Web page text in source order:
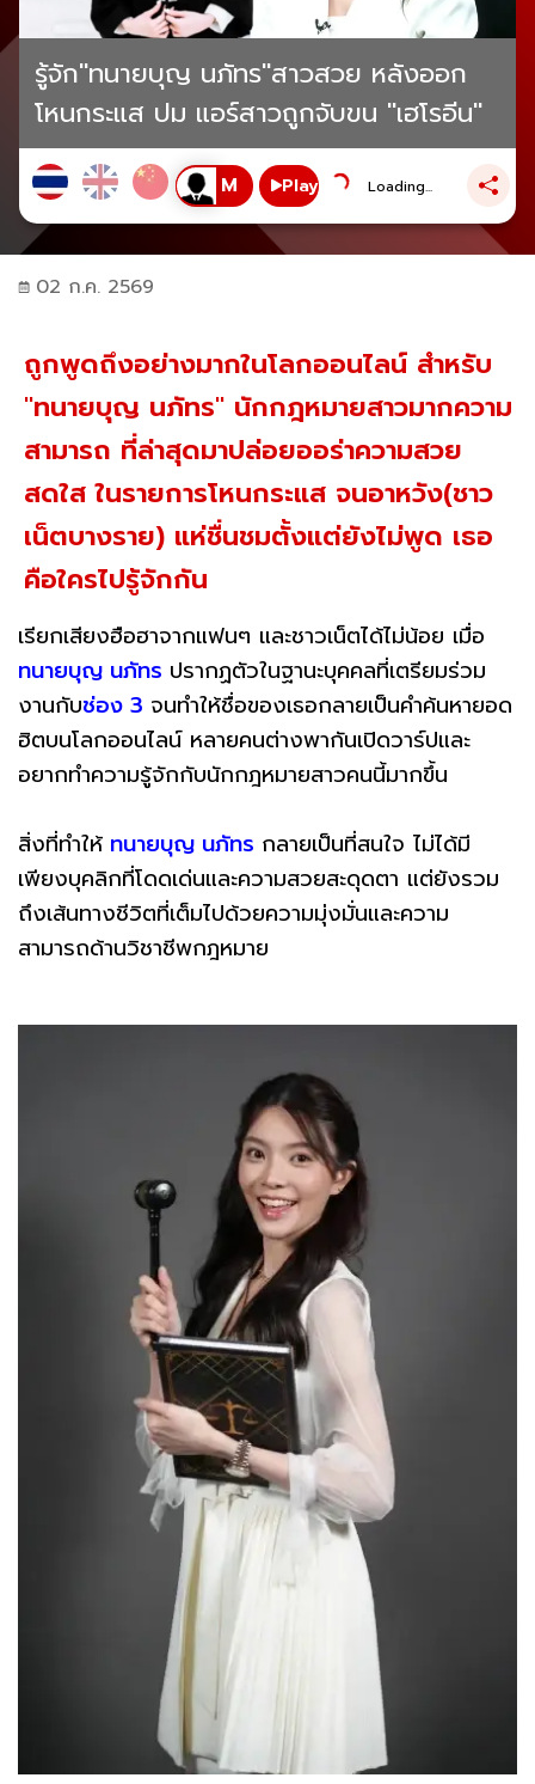
รู้จัก"ทนายบุญ นภัทร"สาวสวย หลังออก
โหนกระแส ปม แอร์สาวถูกจับขน "เฮโรอีน"
Play Loading...
02 ก.ค. 2569
ถูกพูดถึงอย่างมากในโลกออนไลน์ สำหรับ
"ทนายบุญ นภัทร" นักกฎหมายสาวมากความ
สามารถ ที่ล่าสุดมาปล่อยออร่าความสวย
สดใส ในรายการโหนกระแส จนอาหวัง(ชาว
เน็ตบางราย) แห่ชื่นชมตั้งแต่ยังไม่พูด เธอ
คือใครไปรู้จักกัน
เรียกเสียงฮือฮาจากแฟนๆ และชาวเน็ตได้ไม่น้อย เมื่อ
ทนายบุญ นภัทร ปรากฏตัวในฐานะบุคคลที่เตรียมร่วม
งานกับช่อง 3 จนทำให้ชื่อของเธอกลายเป็นคำค้นหายอด
ฮิตบนโลกออนไลน์ หลายคนต่างพากันเปิดวาร์ปและ
อยากทำความรู้จักกับนักกฎหมายสาวคนนี้มากขึ้น
สิ่งที่ทำให้ ทนายบุญ นภัทร กลายเป็นที่สนใจ ไม่ได้มี
เพียงบุคลิกที่โดดเด่นและความสวยสะดุดตา แต่ยังรวม
ถึงเส้นทางชีวิตที่เต็มไปด้วยความมุ่งมั่นและความ
สามารถด้านวิชาชีพกฎหมาย